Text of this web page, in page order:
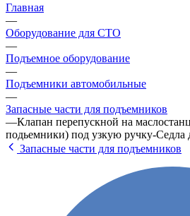
Главная
—
Оборудование для СТО
—
Подъемное оборудование
—
Подъемники автомобильные
—
Запасные части для подъемников
—Клапан перепускной на
подьемники) под узкую ручку-Седла
Запасные части для подъемников